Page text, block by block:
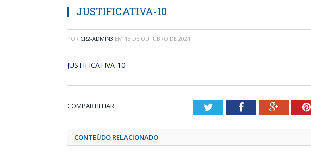
JUSTIFICATIVA-10
POR CR2-ADMIN3 EM 13 DE OUTUBRO DE 2021
JUSTIFICATIVA-10
COMPARTILHAR: TwitterFacebookGoogle+
CONTEÚDO RELACIONADO